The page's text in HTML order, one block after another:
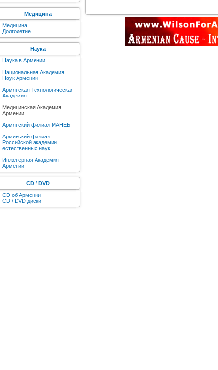
Медицина
Медицина
Долголетие
Наука
Наука в Армении
Национальная Академия
Наук Армении
Армянская Технологическая
Академия
Медицинская Академия
Армении
Армянский филиал МАНЕБ
Армянский филиал
Российской академии
естественных наук
Инженерная Академия
Армении
CD / DVD
CD об Армении
CD / DVD диски